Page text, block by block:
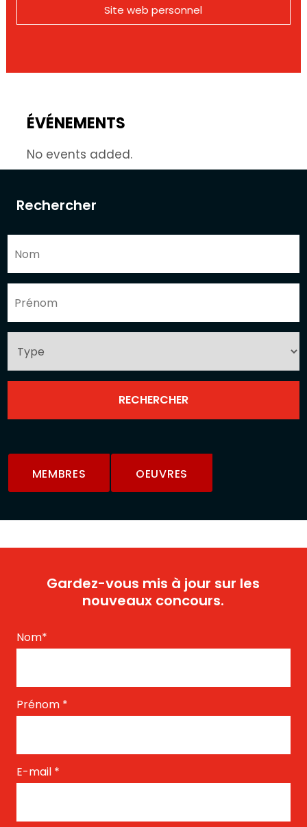
Rechercher
MEMBRES OEUVRES
Site web personnel
ÉVÉNEMENTS
No events added.
Gardez-vous mis à jour sur les
nouveaux concours.
Nom*
Prénom *
E-mail *